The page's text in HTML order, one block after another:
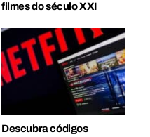
filmes do século XXI
Descubra códigos